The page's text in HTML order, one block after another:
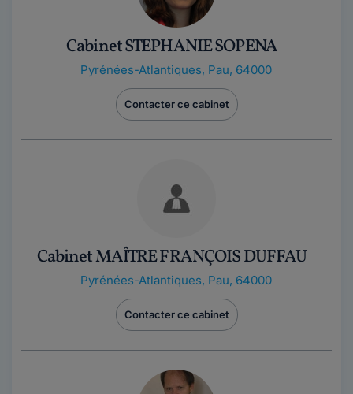
Cabinet STEPHANIE SOPENA
Pyrénées-Atlantiques, Pau, 64000
Contacter ce cabinet
Cabinet MAÎTRE FRANÇOIS DUFFAU
Pyrénées-Atlantiques, Pau, 64000
Contacter ce cabinet